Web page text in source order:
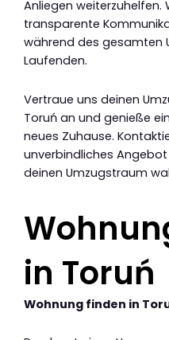
Anliegen weiterzuhelfen.
transparente
während des gesamten
Laufenden.
Vertraue uns deinen
Toruń an und genieße
neues Zuhause.
unverbindliches
deinen Umzugstraum
in Toruń
Wohnung finden in